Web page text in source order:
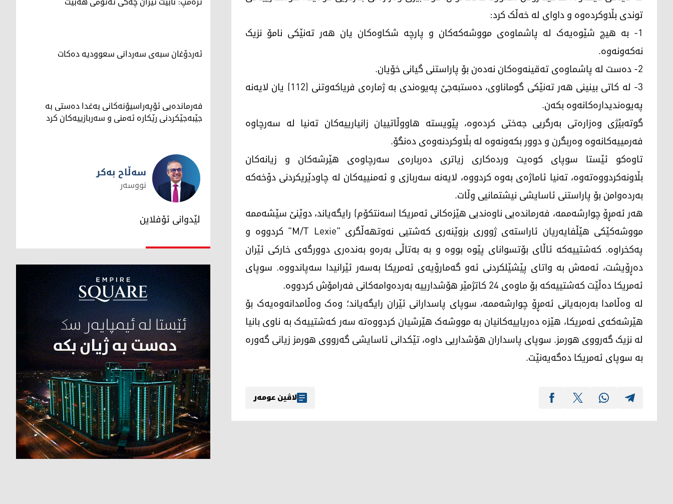
توندی بڵاوکردەوە و داوای لە خەڵک کرد:
1- بە هیچ شێوەیەک لە پاشماوەی مووشەکەکان و پارچە شکاوەکان یان هەر تەنێکی نامۆ نزیک
نەکەونەوە.
2- دەست لە پاشماوەی تەقینەوەکان نەدەن بۆ پاراستنی گیانی خۆیان.
3- لە کاتی بینینی هەر تەنێکی گوماناوی، دەستبەجێ پەیوەندی بە ژمارەی فریاکەوتنی (112) یان لایەنە
پەیوەندیدارەکانەوە بکەن.
گوتەبێژی وەزارەتی بەرگریی جەختی کردەوە، پێویستە هاووڵاتییان زانیارییەکان تەنیا لە سەرچاوە
فەرمییەکانەوە وەربگرن و دوور بکەونەوە لە بڵاوکردنەوەی دەنگۆ.
تاوەکو ئێستا سوپای کوەیت وردەکاری زیاتری دەربارەی سەرچاوەی هێرشەکان و زیانەکان
بڵاونەکردووەتەوە، تەنیا ئاماژەی بەوە کردووە، لایەنە سەربازی و ئەمنییەکان لە چاودێریکردنی دۆخەکە
بەردەوامن بۆ پاراستنی ئاسایشی نیشتمانیی وڵات.
هەر ئەمڕۆ چوارشەممە، فەرماندەیی ناوەندیی هێزەکانی ئەمریکا (سەنتکۆم) رایگەیاند، دوێنێ سێشەممە
مووشەکێکی هێڵفایەریان ئاراستەی ژووری بزوێنەری کەشتیی نەوتهەڵگری "M/T Lexie" کردووە و
پەکخراوە. کەشتییەکە ئاڵای بۆتسوانای پێوە بووە و بە بەتاڵی بەرەو بەندەری دوورگەی خارکی ئێران
دەڕۆیشت، ئەمەش بە واتای پێشێلکردنی ئەو گەمارۆیەی ئەمریکا بەسەر ئێرانیدا سەپاندووە. سوپای
ئەمریکا دەڵێت کەشتییەکە بۆ ماوەی 24 کاتژمێر هۆشدارییە بەردەوامەکانی فەرامۆش کردووە.
لە وەڵامدا بەرەبەیانی ئەمڕۆ چوارشەممە، سوپای پاسدارانی ئێران رایگەیاند؛ وەک وەڵامدانەوەیەک بۆ
هێرشەکەی ئەمریکا، هێزە دەریاییەکانیان بە مووشەک هێرشیان کردووەتە سەر کەشتییەک بە ناوی بانیا
لە نزیک گەرووی هورمز. سوپای پاسداران هۆشداریی داوە، تێکدانی ئاسایشی گەرووی هورمز زیانی گەورە
بە سوپای ئەمریکا دەگەیەنێت.
لاڤین عومەر
ئەردۆغان سبەی سەردانی سعوودیە دەکات
فەرماندەیی ئۆپەراسیۆنەکانی بەغدا دەستی بە
جێبەجێکردنی رێکارە ئەمنی و سەربازییەکان کرد
سەڵاح بەکر
سەڵاح بەکر
نووسەر
لێدوانی ئۆفلاین